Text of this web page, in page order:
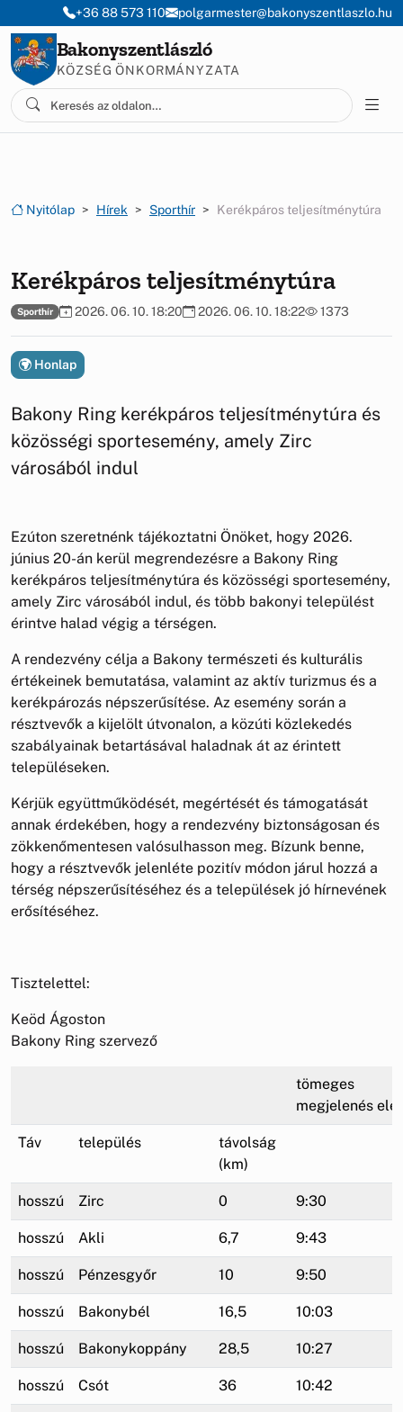
Ugrás a menüre
Ugrás a tartalomra
+36 88 573 110 polgarmester@bakonyszentlaszlo.hu
Bakonyszentlászló
KÖZSÉG ÖNKORMÁNYZATA
Nyitólap Hírek Sporthír Kerékpáros teljesítménytúra
Kerékpáros teljesítménytúra
Sporthír 2026. 06. 10. 18:20 2026. 06. 10. 18:22 1373
Honlap
Bakony Ring kerékpáros teljesítménytúra és
közösségi sportesemény, amely Zirc
városából indul
Ezúton szeretnénk tájékoztatni Önöket, hogy 2026.
június 20-án kerül megrendezésre a Bakony Ring
kerékpáros teljesítménytúra és közösségi sportesemény,
amely Zirc városából indul, és több bakonyi települést
érintve halad végig a térségen.
A rendezvény célja a Bakony természeti és kulturális
értékeinek bemutatása, valamint az aktív turizmus és a
kerékpározás népszerűsítése. Az esemény során a
résztvevők a kijelölt útvonalon, a közúti közlekedés
szabályainak betartásával haladnak át az érintett
településeken.
Kérjük együttműködését, megértését és támogatását
annak érdekében, hogy a rendezvény biztonságosan és
zökkenőmentesen valósulhasson meg. Bízunk benne,
hogy a résztvevők jelenléte pozitív módon járul hozzá a
térség népszerűsítéséhez és a települések jó hírnevének
erősítéséhez.
Tisztelettel:
Keöd Ágoston
Bakony Ring szervező
tömeges
megjelenés
Táv település
távolság
(km)
hosszú Zirc 0 9:30
hosszú Akli 6,7 9:43
hosszú Pénzesgyőr 10 9:50
hosszú Bakonybél 16,5 10:03
hosszú Bakonykoppány 28,5 10:27
hosszú Csót 36 10:42